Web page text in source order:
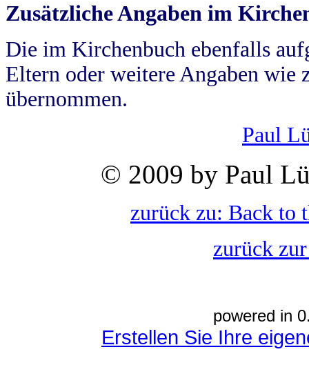
Zusätzliche Angaben im
Die im Kirchenbuch ebenfalls
Eltern oder weitere Angaben wie
übernommen.
Paul
© 2009 by Paul
zurück zu: Back to
zurück
powered in
Erstellen Sie Ihre